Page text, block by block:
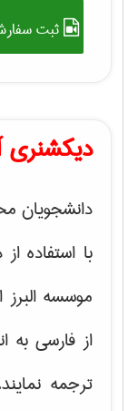
ثبت
دیکشنری
دانشجویان
با استفاده
موسسه
از فارسی به
ترجمه